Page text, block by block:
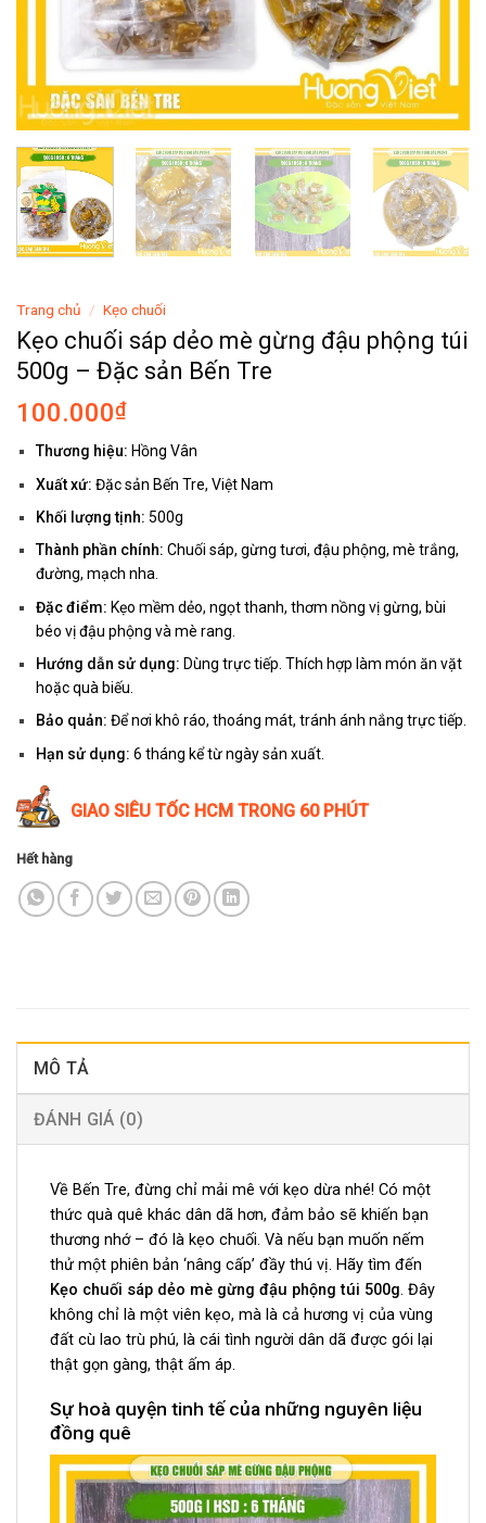
Trang chủ / Kẹo chuối
Kẹo chuối sáp dẻo mè gừng đậu phộng túi
500g – Đặc sản Bến Tre
100.000₫
Thương hiệu: Hồng Vân
Xuất xứ: Đặc sản Bến Tre, Việt Nam
Khối lượng tịnh: 500g
Thành phần chính: Chuối sáp, gừng tươi, đậu phộng, mè trắng,
đường, mạch nha.
Đặc điểm: Kẹo mềm dẻo, ngọt thanh, thơm nồng vị gừng, bùi
béo vị đậu phộng và mè rang.
Hướng dẫn sử dụng: Dùng trực tiếp. Thích hợp làm món ăn vặt
hoặc quà biếu.
Bảo quản: Để nơi khô ráo, thoáng mát, tránh ánh nắng trực tiếp.
Hạn sử dụng: 6 tháng kể từ ngày sản xuất.
GIAO SIÊU TỐC HCM TRONG 60 PHÚT
Hết hàng
MÔ TẢ
ĐÁNH GIÁ (0)
Về Bến Tre, đừng chỉ mải mê với kẹo dừa nhé! Có một
thức quà quê khác dân dã hơn, đảm bảo sẽ khiến bạn
thương nhớ – đó là kẹo chuối. Và nếu bạn muốn nếm
thử một phiên bản ‘nâng cấp’ đầy thú vị. Hãy tìm đến
Kẹo chuối sáp dẻo mè gừng đậu phộng túi 500g. Đây
không chỉ là một viên kẹo, mà là cả hương vị của vùng
đất cù lao trù phú, là cái tình người dân dã được gói lại
thật gọn gàng, thật ấm áp.
Sự hoà quyện tinh tế của những nguyên liệu
đồng quê